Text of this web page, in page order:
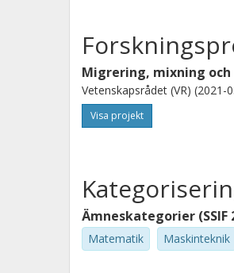
Migrering, mixning
Vetenskapsrådet (VR)
Visa projekt
Ämneskategorier (SSIF
Matematik Maskinteknik